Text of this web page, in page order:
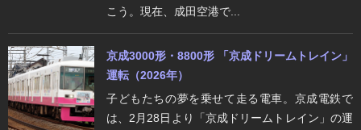
こう。現在、成田空港で...
京成3000形・8800形 「京成ドリームトレイン」
運転（2026年）
子どもたちの夢を乗せて走る電車。京成電鉄で
は、2月28日より「京成ドリームトレイン」の運